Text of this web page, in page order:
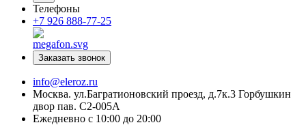
Телефоны
+7 926 888-77-25
Заказать звонок
info@eleroz.ru
Москва. ул.Багратионовский проезд, д.7к.3 Горбушкин
двор пав. C2-005A
Ежедневно с 10:00 до 20:00